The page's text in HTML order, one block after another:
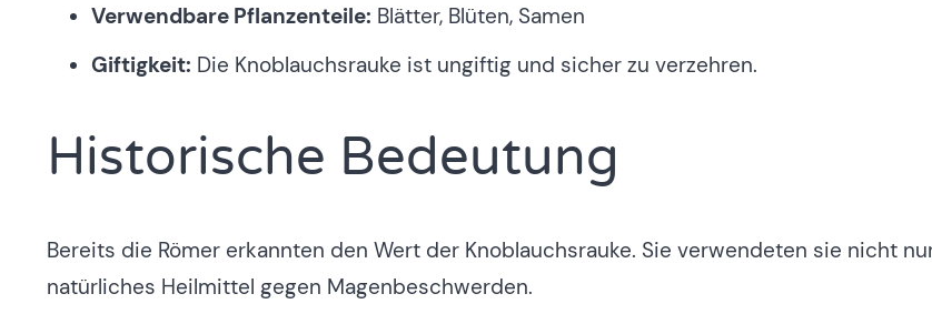
Verwendbare Pflanzenteile: Blätter, Blüten, Samen
Giftigkeit: Die Knoblauchsrauke ist ungiftig und sicher zu verzehren.
Historische Bedeutung
Bereits die Römer erkannten den Wert der Knoblauchsrauke. Sie verwendeten sie nicht
natürliches Heilmittel gegen Magenbeschwerden.